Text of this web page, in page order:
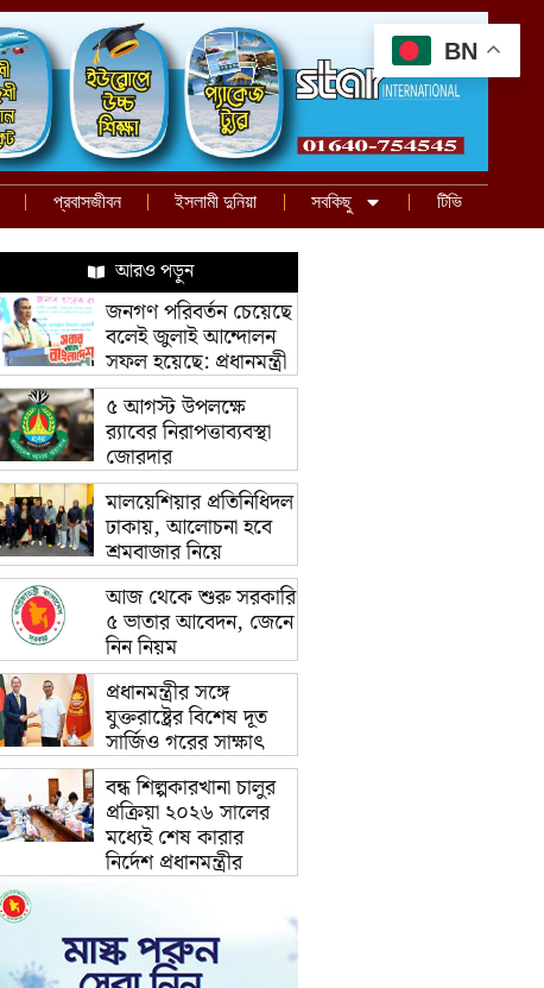
প্রবাসজীবন ইসলামী দুনিয়া সবকিছু টিভি
আরও পড়ুন
জনগণ পরিবর্তন চেয়েছে
বলেই জুলাই আন্দোলন
সফল হয়েছে: প্রধানমন্ত্রী
৫ আগস্ট উপলক্ষে
র‌্যাবের নিরাপত্তাব্যবস্থা
জোরদার
মালয়েশিয়ার প্রতিনিধিদল
ঢাকায়, আলোচনা হবে
শ্রমবাজার নিয়ে
আজ থেকে শুরু সরকারি
৫ ভাতার আবেদন, জেনে
নিন নিয়ম
প্রধানমন্ত্রীর সঙ্গে
যুক্তরাষ্ট্রের বিশেষ দূত
সার্জিও গরের সাক্ষাৎ
বন্ধ শিল্পকারখানা চালুর
প্রক্রিয়া ২০২৬ সালের
মধ্যেই শেষ কারার
নির্দেশ প্রধানমন্ত্রীর
BN